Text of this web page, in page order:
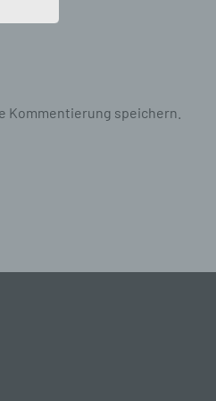
Kommentierung speichern.